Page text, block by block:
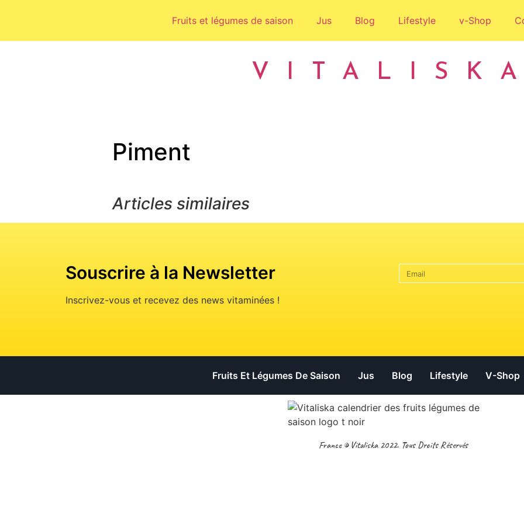
Fruits et légumes de saison Jus Blog Lifestyle v-Shop
VITALISKA
Piment
Articles similaires
Souscrire à la Newsletter
Inscrivez-vous et recevez des news vitaminées !
Fruits Et Légumes De Saison Jus Blog Lifestyle V-Shop
France © Vitaliska 2022. Tous Droits Réservés